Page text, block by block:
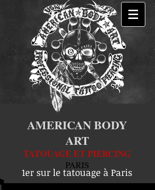
AMERICAN BODY
ART
TATOUAGE ET PIERCING
PARIS
1er sur le tatouage à Paris